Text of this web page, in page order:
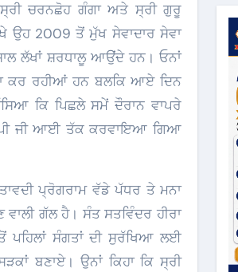
ਚਰਨਛੋਹ ਗੰਗਾ ਅਤੇ ਸ੍ਰੀ ਗੁਰੂ
ਉਹ 2009 ਤੋਂ ਮੁੱਖ ਸੇਵਾਦਾਰ ਸੇਵਾ
ਲੱਖਾਂ ਸ਼ਰਧਾਲੂ ਆਉਂਦੇ ਹਨ। ਓਨਾਂ
ਕਰ ਰਹੀਆਂ ਹਨ ਬਲਕਿ ਆਏ ਦਿਨ
ਕਿ ਪਿਛਲੇ ਸਮੇਂ ਦੌਰਾਨ ਵਾਪਰੇ
ਪੀ ਜੀ ਆਈ ਤੱਕ ਕਰਵਾਇਆ ਗਿਆ
ਪ੍ਰੋਗਰਾਮ ਵੱਡੇ ਪੱਧਰ ਤੇ ਮਨਾ
ਗੱਲ ਹੈ। ਸੰਤ ਸਤਵਿੰਦਰ ਹੀਰਾ
ਪਹਿਲਾਂ ਸੰਗਤਾਂ ਦੀ ਸੁਰੱਖਿਆ ਲਈ
ਬਣਾਏ। ਉਨਾਂ ਕਿਹਾ ਕਿ ਸ੍ਰੀ